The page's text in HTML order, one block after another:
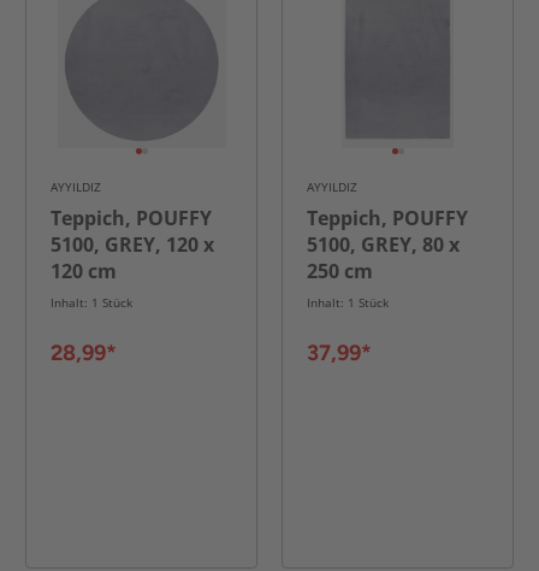
AYYILDIZ
Teppich, POUFFY
5100, GREY, 120 x
120 cm
Inhalt: 1 Stück
28,99*
AYYILDIZ
Teppich, POUFFY
5100, GREY, 80 x
250 cm
Inhalt: 1 Stück
37,99*